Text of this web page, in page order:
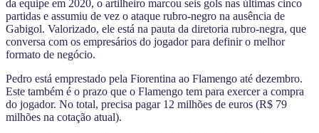
da equipe em 2020, o artilheiro marcou seis gols nas últimas cinco
partidas e assumiu de vez o ataque rubro-negro na ausência de
Gabigol. Valorizado, ele está na pauta da diretoria rubro-negra, que
conversa com os empresários do jogador para definir o melhor
formato de negócio.
Pedro está emprestado pela Fiorentina ao Flamengo até dezembro.
Este também é o prazo que o Flamengo tem para exercer a compra
do jogador. No total, precisa pagar 12 milhões de euros (R$ 79
milhões na cotação atual).